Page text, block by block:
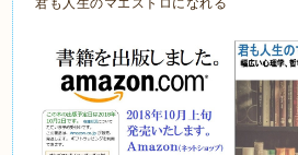
君も人生のマエストロになれる